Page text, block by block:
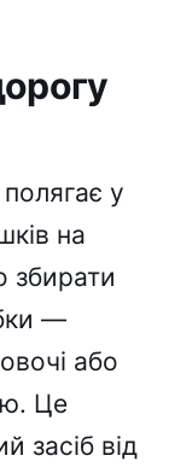
у
на
збирати
—
або
Це
засіб від